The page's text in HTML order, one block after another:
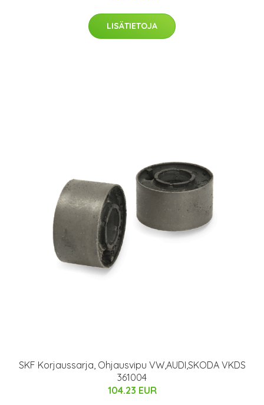
LISÄTIETOJA
SKF Korjaussarja, Ohjausvipu VW,AUDI,SKODA VKDS
361004
104.23 EUR